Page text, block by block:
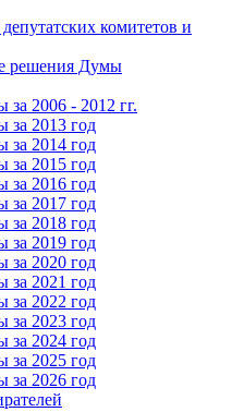
комитетов и
решения Думы
2006 - 2012 гг.
2013 год
2014 год
2015 год
2016 год
2017 год
2018 год
2019 год
2020 год
2021 год
2022 год
2023 год
2024 год
2025 год
2026 год